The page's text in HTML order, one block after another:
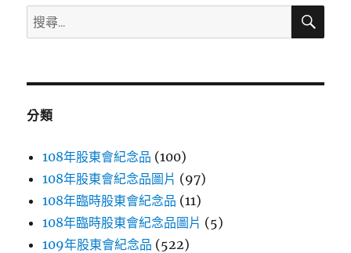
搜
尋
鍵
搜
分類
108年股東會紀念品 (100)
108年股東會紀念品圖片 (97)
108年臨時股東會紀念品 (11)
108年臨時股東會紀念品圖片 (5)
109年股東會紀念品 (522)